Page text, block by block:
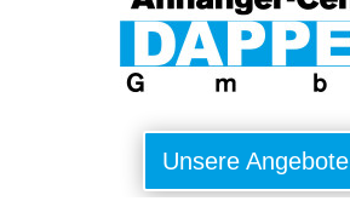
Unsere Angebote